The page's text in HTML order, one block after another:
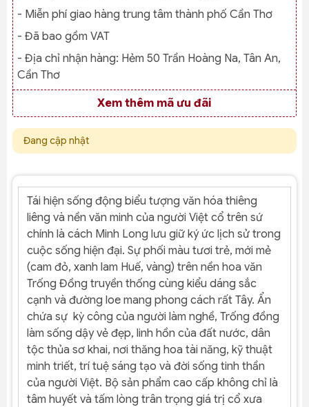
- Miễn phí giao hàng trung tâm thành phố Cần Thơ
- Đã bao gồm VAT
- Địa chỉ nhận hàng: Hẻm 50 Trần Hoàng Na, Tân An,
Cần Thơ
Xem thêm mã ưu đãi
Đang cập nhật
Tái hiện sống động biểu tượng văn hóa thiêng
liêng và nền văn minh của người Việt cổ trên sứ
chính là cách Minh Long lưu giữ ký ức lịch sử trong
cuộc sống hiện đại. Sự phối màu tươi trẻ, mới mẻ
(cam đỏ, xanh lam Huế, vàng) trên nền hoa văn
Trống Đồng truyền thống cùng kiểu dáng sắc
cạnh và đường loe mang phong cách rất Tây. Ẩn
chứa sự kỳ công của người làm nghề, Trống đồng
làm sống dậy vẻ đẹp, linh hồn của đất nước, dân
tộc thủa sơ khai, nơi thăng hoa tài năng, kỹ thuật
minh triết, trí tuệ sáng tạo và đời sống tinh thần
của người Việt. Bộ sản phẩm cao cấp không chỉ là
tâm huyết và tấm lòng trân trọng giá trị cổ xưa